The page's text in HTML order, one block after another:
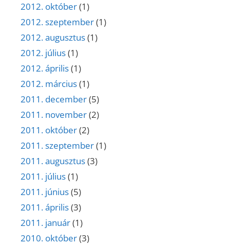
2012. október(1)
2012. szeptember(1)
2012. augusztus(1)
2012. július(1)
2012. április(1)
2012. március(1)
2011. december(5)
2011. november(2)
2011. október(2)
2011. szeptember(1)
2011. augusztus(3)
2011. július(1)
2011. június(5)
2011. április(3)
2011. január(1)
2010. október(3)